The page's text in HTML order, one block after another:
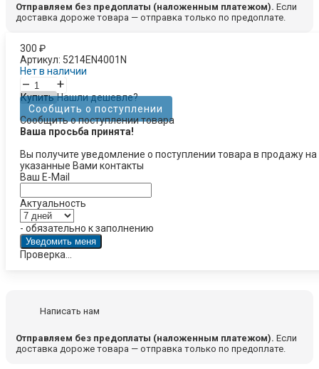
Отправляем без предоплаты (наложенным платежом). Если
доставка дороже товара — отправка только по предоплате.
300 ₽
Артикул: 5214EN4001N
Нет в наличии
– +
Купить Нашли дешевле?
Сообщить о поступлении
Сообщить о поступлении товара
Ваша просьба принята!
Вы получите уведомление о поступлении товара в продажу на
указанные Вами контакты
Ваш E-Mail
Актуальность
- обязательно к заполнению
Проверка...
Написать нам
Отправляем без предоплаты (наложенным платежом). Если
доставка дороже товара — отправка только по предоплате.